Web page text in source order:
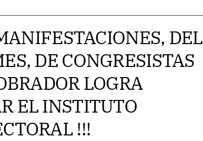
DEL
DE CONGRESISTAS
LOGRA
EL INSTITUTO
!!!